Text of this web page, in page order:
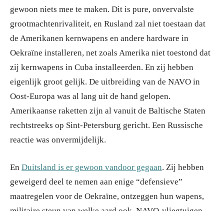
gewoon niets mee te maken. Dit is pure, onvervalste
grootmachtenrivaliteit, en Rusland zal niet toestaan dat
de Amerikanen kernwapens en andere hardware in
Oekraïne installeren, net zoals Amerika niet toestond dat
zij kernwapens in Cuba installeerden. En zij hebben
eigenlijk groot gelijk. De uitbreiding van de NAVO in
Oost-Europa was al lang uit de hand gelopen.
Amerikaanse raketten zijn al vanuit de Baltische Staten
rechtstreeks op Sint-Petersburg gericht. Een Russische
reactie was onvermijdelijk.
En Duitsland is er gewoon vandoor gegaan. Zij hebben
geweigerd deel te nemen aan enige “defensieve”
maatregelen voor de Oekraïne, ontzeggen hun wapens,